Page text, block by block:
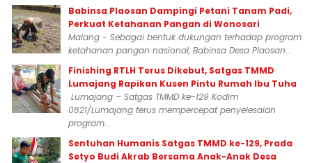
Babinsa Plaosan Dampingi Petani Tanam Padi,
Perkuat Ketahanan Pangan di Wonosari
Malang - Sebagai bentuk dukungan terhadap program
ketahanan pangan nasional, Babinsa Desa Plaosan...
Finishing RTLH Terus Dikebut, Satgas TMMD
Lumajang Rapikan Kusen Pintu Rumah Ibu Tuha
Lumajang – Satgas TMMD ke-129 Kodim
0821/Lumajang terus mempercepat penyelesaian
program...
Sentuhan Humanis Satgas TMMD ke-129, Prada
Setyo Budi Akrab Bersama Anak-Anak Desa